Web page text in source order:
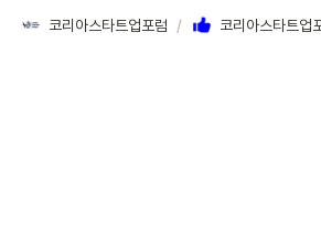
코리아스타트업포럼 / 코리아스타트업